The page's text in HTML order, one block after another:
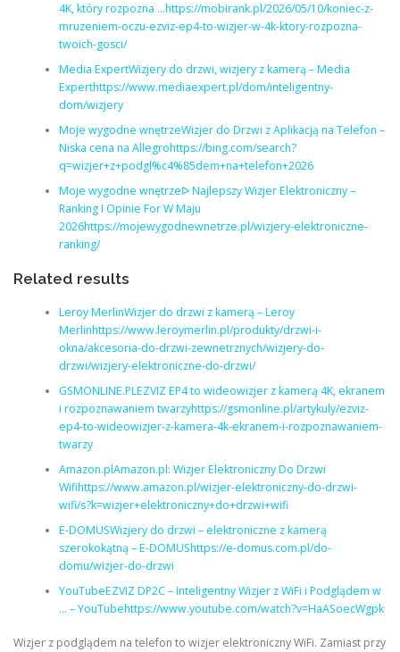
4K, który rozpozna …https://mobirank.pl/2026/05/10/koniec-z-
mruzeniem-oczu-ezviz-ep4-to-wizjer-w-4k-ktory-rozpozna-
twoich-gosci/
Media ExpertWizjery do drzwi, wizjery z kamerą – Media
Experthttps://www.mediaexpert.pl/dom/inteligentny-
dom/wizjery
Moje wygodne wnętrzeWizjer do Drzwi z Aplikacją na Telefon –
Niska cena na Allegrohttps://bing.com/search?
q=wizjer+z+podgl%c4%85dem+na+telefon+2026
Moje wygodne wnętrzeᐅ Najlepszy Wizjer Elektroniczny –
Ranking I Opinie For W Maju
2026https://mojewygodnewnetrze.pl/wizjery-elektroniczne-
ranking/
Related results
Leroy MerlinWizjer do drzwi z kamerą – Leroy
Merlinhttps://www.leroymerlin.pl/produkty/drzwi-i-
okna/akcesoria-do-drzwi-zewnetrznych/wizjery-do-
drzwi/wizjery-elektroniczne-do-drzwi/
GSMONLINE.PLEZVIZ EP4 to wideowizjer z kamerą 4K, ekranem
i rozpoznawaniem twarzyhttps://gsmonline.pl/artykuly/ezviz-
ep4-to-wideowizjer-z-kamera-4k-ekranem-i-rozpoznawaniem-
twarzy
Amazon.plAmazon.pl: Wizjer Elektroniczny Do Drzwi
Wifihttps://www.amazon.pl/wizjer-elektroniczny-do-drzwi-
wifi/s?k=wizjer+elektroniczny+do+drzwi+wifi
E-DOMUSWizjery do drzwi – elektroniczne z kamerą
szerokokątną – E-DOMUShttps://e-domus.com.pl/do-
domu/wizjer-do-drzwi
YouTubeEZVIZ DP2C – Inteligentny Wizjer z WiFi i Podglądem w
… – YouTubehttps://www.youtube.com/watch?v=HaASoecWgpk
Wizjer z podglądem na telefon to wizjer elektroniczny WiFi. Zamiast przy